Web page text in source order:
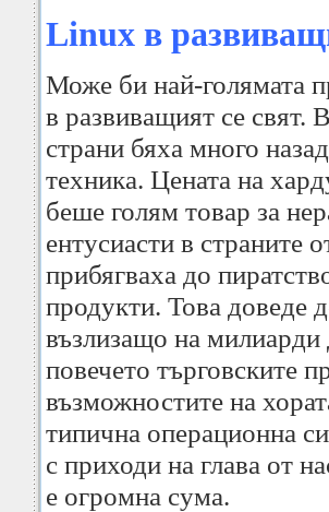
Linux в
Може би най-голямата
в развиващият се свят.
страни бяха много
техника. Цената на
беше голям товар за
ентусиасти в страните
прибягваха до
продукти. Това доведе
възлизащо на
повечето търговските
възможностите на
типична операционна
с приходи на глава от
е огромна сума.